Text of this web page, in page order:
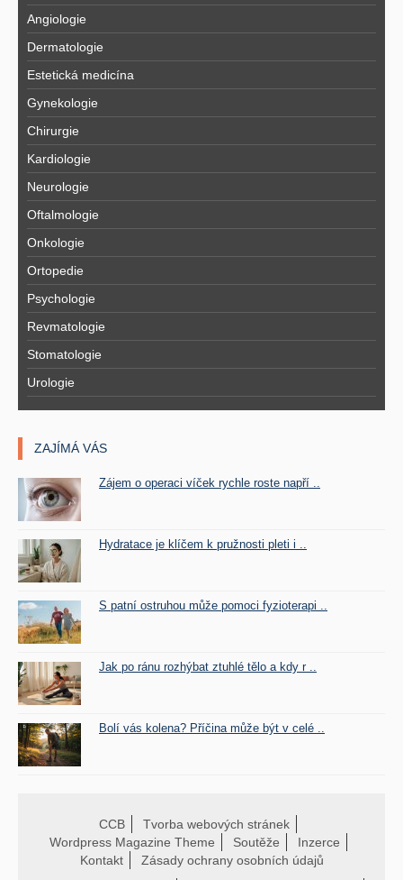
Angiologie
Dermatologie
Estetická medicína
Gynekologie
Chirurgie
Kardiologie
Neurologie
Oftalmologie
Onkologie
Ortopedie
Psychologie
Revmatologie
Stomatologie
Urologie
ZAJÍMÁ VÁS
Zájem o operaci víček rychle roste napří ..
Hydratace je klíčem k pružnosti pleti i ..
S patní ostruhou může pomoci fyzioterapi ..
Jak po ránu rozhýbat ztuhlé tělo a kdy r ..
Bolí vás kolena? Příčina může být v celé ..
CCB
Tvorba webových stránek
Wordpress Magazine Theme
Soutěže
Inzerce
Kontakt
Zásady ochrany osobních údajů